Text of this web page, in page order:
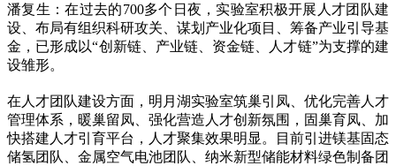
潘复生：在过去的700多个日夜，实验室积极开展人才团队建
设、布局有组织科研攻关、谋划产业化项目、筹备产业引导基
金，已形成以“创新链、产业链、资金链、人才链”为支撑的建
设雏形。
在人才团队建设方面，明月湖实验室筑巢引凤、优化完善人才
管理体系，暖巢留凤、强化营造人才创新氛围，固巢育凤、加
快搭建人才引育平台，人才聚集效果明显。目前引进镁基固态
储氢团队、金属空气电池团队、纳米新型储能材料绿色制备团